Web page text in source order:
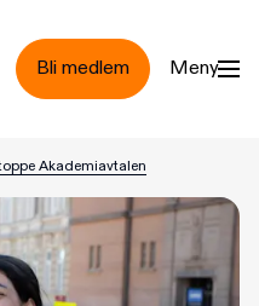
Bli medlem Meny
Akademiavtalen